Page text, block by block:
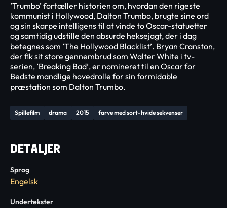
Spillefilm drama 2015 farve med sort-hvide sekvenser
’Trumbo’ fortæller historien om, hvordan den rigeste
kommunist i Hollywood, Dalton Trumbo, brugte sine ord
og sin skarpe intelligens til at vinde to Oscar-statuetter
og samtidig udstille den absurde heksejagt, der i dag
betegnes som ’The Hollywood Blacklist’. Bryan Cranston,
der fik sit store gennembrud som Walter White i tv-
serien, ’Breaking Bad’, er nomineret til en Oscar for
Bedste mandlige hovedrolle for sin formidable
præstation som Dalton Trumbo.
DETALJER
Sprog
Engelsk
Undertekster